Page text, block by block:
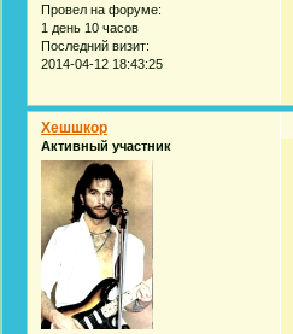
Провел на форуме:
1 день 10 часов
Последний визит:
2014-04-12 18:43:25
Хешшкор
Активный участник